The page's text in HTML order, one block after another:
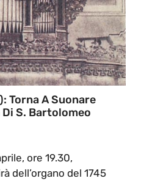
Torna A Suonare
Di S. Bartolomeo
ore 19.30,
dell’organo del 1745